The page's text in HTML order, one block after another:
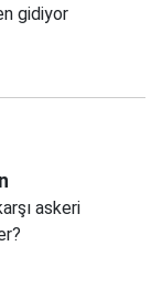
gidiyor
askeri